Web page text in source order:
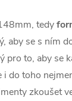
tedy
aby se s ním
pro to, aby se
i do toho
zkoušet